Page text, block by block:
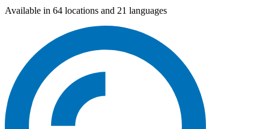
Available in 64 locations and 21 languages